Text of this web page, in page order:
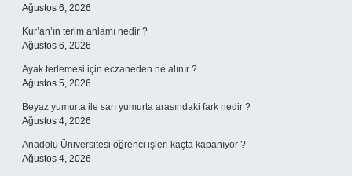
Ağustos 6, 2026
Kur’an’ın terim anlamı nedir ?
Ağustos 6, 2026
Ayak terlemesi için eczaneden ne alınır ?
Ağustos 5, 2026
Beyaz yumurta ile sarı yumurta arasındaki fark nedir ?
Ağustos 4, 2026
Anadolu Üniversitesi öğrenci işleri kaçta kapanıyor ?
Ağustos 4, 2026